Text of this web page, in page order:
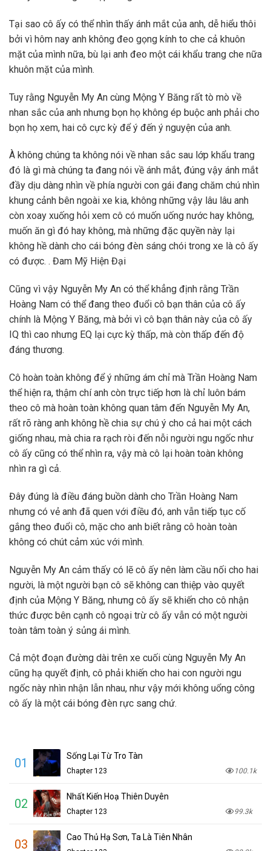
Tại sao cô ấy có thể nhìn thấy ánh mắt của anh, dễ hiểu thôi
bởi vì hôm nay anh không đeo gọng kính to che cả khuôn
mặt của mình nữa, bù lại anh đeo một cái khẩu trang che nữa
khuôn mặt của mình.
Tuy rằng Nguyễn My An cùng Mộng Y Băng rất tò mò về
nhan sắc của anh nhưng bọn họ không ép buộc anh phải cho
bọn họ xem, hai cô cực kỳ để ý đến ý nguyện của anh.
À không chúng ta không nói về nhan sắc sau lớp khẩu trang
đó là gì mà chúng ta đang nói về ánh mắt, đúng vậy ánh mắt
đầy dịu dàng nhìn về phía người con gái đang chăm chú nhìn
khung cảnh bên ngoài xe kia, không những vậy lâu lâu anh
còn xoay xuống hỏi xem cô có muốn uống nước hay không,
muốn ăn gì đó hay không, mà những đặc quyền này lại
không hề dành cho cái bóng đèn sáng chói trong xe là cô ấy
có được. . Đam Mỹ Hiện Đại
Cũng vì vậy Nguyễn My An có thể khẳng định rằng Trần
Hoàng Nam có thể đang theo đuổi cô bạn thân của cô ấy
chính là Mộng Y Băng, mà bởi vì cô bạn thân này của cô ấy
IQ thì cao nhưng EQ lại cực kỳ thấp, mà còn thấp đến độ
đáng thương.
Cô hoàn toàn không để ý những ám chỉ mà Trần Hoàng Nam
thể hiện ra, thậm chí anh còn trực tiếp hơn là chỉ luôn bám
theo cô mà hoàn toàn không quan tâm đến Nguyễn My An,
rất rõ ràng anh không hề chia sự chú ý cho cả hai một cách
giống nhau, mà chia ra rạch ròi đến nỗi người ngu ngốc như
cô ấy cũng có thể nhìn ra, vậy mà cô lại hoàn toàn không
nhìn ra gì cả.
Đây đúng là điều đáng buồn dành cho Trần Hoàng Nam
nhưng có vẻ anh đã quen với điều đó, anh vẫn tiếp tục cố
gắng theo đuổi cô, mặc cho anh biết rằng cô hoàn toàn
không có chút cảm xúc với mình.
Nguyễn My An cảm thấy có lẽ cô ấy nên làm cầu nối cho hai
người, là một người bạn cô sẽ không can thiệp vào quyết
định của Mộng Y Băng, nhưng cô ấy sẽ khiến cho cô nhận
thức được bên cạnh cô ngoại trừ cô ấy vẫn có một người
toàn tâm toàn ý sủng ái mình.
Cả một đoạn đường dài trên xe cuối cùng Nguyễn My An
cũng hạ quyết định, cô phải khiến cho hai con người ngu
ngốc này nhìn nhận lẫn nhau, như vậy mới không uổng công
cô ấy là một cái bóng đèn rực sang chứ.
01 Sống Lại Từ Tro Tàn
Chapter 123 100.1k
02 Nhất Kiến Hoạ Thiên Duyên
Chapter 123 99.3k
03 Cao Thủ Hạ Sơn, Ta Là Tiên Nhân